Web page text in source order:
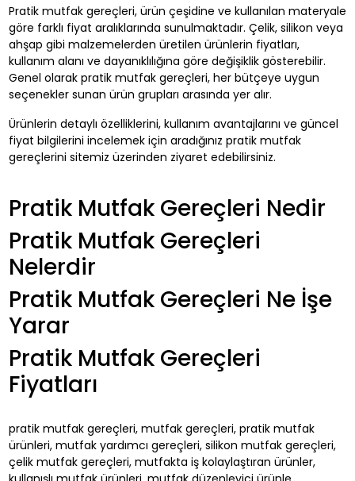
Pratik mutfak gereçleri, ürün çeşidine ve kullanılan materyale
göre farklı fiyat aralıklarında sunulmaktadır. Çelik, silikon veya
ahşap gibi malzemelerden üretilen ürünlerin fiyatları,
kullanım alanı ve dayanıklılığına göre değişiklik gösterebilir.
Genel olarak pratik mutfak gereçleri, her bütçeye uygun
seçenekler sunan ürün grupları arasında yer alır.
Ürünlerin detaylı özelliklerini, kullanım avantajlarını ve güncel
fiyat bilgilerini incelemek için aradığınız pratik mutfak
gereçlerini sitemiz üzerinden ziyaret edebilirsiniz.
Pratik Mutfak Gereçleri Nedir
Pratik Mutfak Gereçleri
Nelerdir
Pratik Mutfak Gereçleri Ne İşe
Yarar
Pratik Mutfak Gereçleri
Fiyatları
pratik mutfak gereçleri, mutfak gereçleri, pratik mutfak
ürünleri, mutfak yardımcı gereçleri, silikon mutfak gereçleri,
çelik mutfak gereçleri, mutfakta iş kolaylaştıran ürünler,